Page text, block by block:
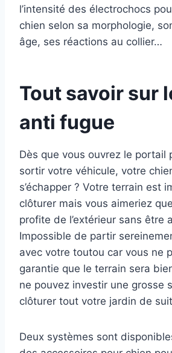
l’intensité des électrochocs
chien selon sa morphologie,
âge, ses réactions au collier…
Tout savoir sur
anti fugue
Dès que vous ouvrez le portail
sortir votre véhicule, votre
s’échapper ? Votre terrain est
clôturer mais vous aimeriez
profite de l’extérieur sans être
Impossible de partir
avec votre toutou car vous ne
garantie que le terrain sera
ne pouvez investir une grosse
clôturer tout votre jardin de
Deux systèmes sont